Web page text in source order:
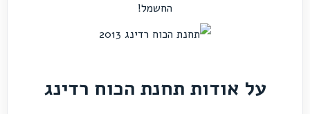
החשמל!
על אודות תחנת הכוח רדינג